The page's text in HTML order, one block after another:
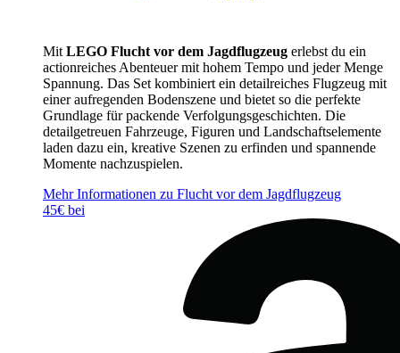
Mit LEGO Flucht vor dem Jagdflugzeug erlebst du ein
actionreiches Abenteuer mit hohem Tempo und jeder Menge
Spannung. Das Set kombiniert ein detailreiches Flugzeug mit
einer aufregenden Bodenszene und bietet so die perfekte
Grundlage für packende Verfolgungsgeschichten. Die
detailgetreuen Fahrzeuge, Figuren und Landschaftselemente
laden dazu ein, kreative Szenen zu erfinden und spannende
Momente nachzuspielen.
Mehr Informationen zu Flucht vor dem Jagdflugzeug
45€ bei